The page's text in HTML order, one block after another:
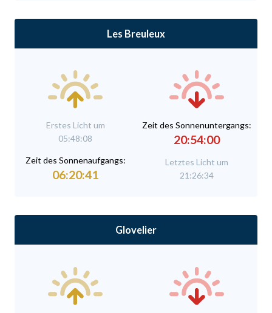
Les Breuleux
Erstes Licht um
05:48:08
Zeit des Sonnenaufgangs:
06:20:41
Zeit des Sonnenuntergangs:
20:54:00
Letztes Licht um
21:26:34
Glovelier